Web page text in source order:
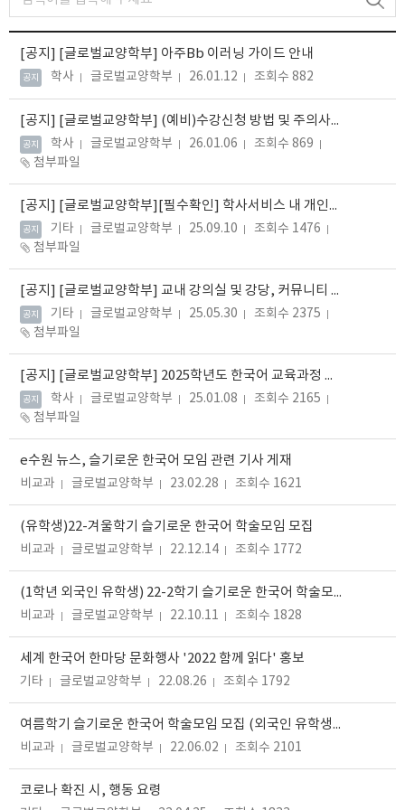
[공지] [글로벌교양학부] 아주Bb 이러닝 가이드 안내
공지 학사 글로벌교양학부 26.01.12 조회수 882
[공지] [글로벌교양학부] (예비)수강신청 방법 및 주의사항 안내
공지 학사 글로벌교양학부 26.01.06
조회수 869
첨부파일
[공지] [글로벌교양학부][필수확인] 학사서비스 내 개인정보 변경 (전화번호, 이메일 등)
공지 기타 글로벌교양학부 25.09.10
조회수 1476
첨부파일
[공지] [글로벌교양학부] 교내 강의실 및 강당, 커뮤니티 라운지 대여 방법 안내
공지 기타 글로벌교양학부 25.05.30
조회수 2375
첨부파일
[공지] [글로벌교양학부] 2025학년도 한국어 교육과정 대체과목 안내_250825 수정
공지 학사 글로벌교양학부 25.01.08
조회수 2165
첨부파일
e수원 뉴스, 슬기로운 한국어 모임 관련 기사 게재
비교과 글로벌교양학부 23.02.28 조회수 1621
(유학생)22-겨울학기 슬기로운 한국어 학술모임 모집
비교과 글로벌교양학부 22.12.14 조회수 1772
(1학년 외국인 유학생) 22-2학기 슬기로운 한국어 학술모임 모집(~10.21)
비교과 글로벌교양학부 22.10.11 조회수 1828
세계 한국어 한마당 문화행사 '2022 함께 읽다' 홍보
기타 글로벌교양학부 22.08.26 조회수 1792
여름학기 슬기로운 한국어 학술모임 모집 (외국인 유학생) (~6/20)
비교과 글로벌교양학부 22.06.02 조회수 2101
코로나 확진 시, 행동 요령